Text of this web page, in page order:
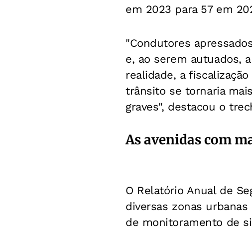
em 2023 para 57 em
"Condutores
e, ao serem autuados,
realidade, a
trânsito se tornaria
graves", destacou o
As avenidas com
O Relatório Anual de
diversas zonas
de monitoramento de